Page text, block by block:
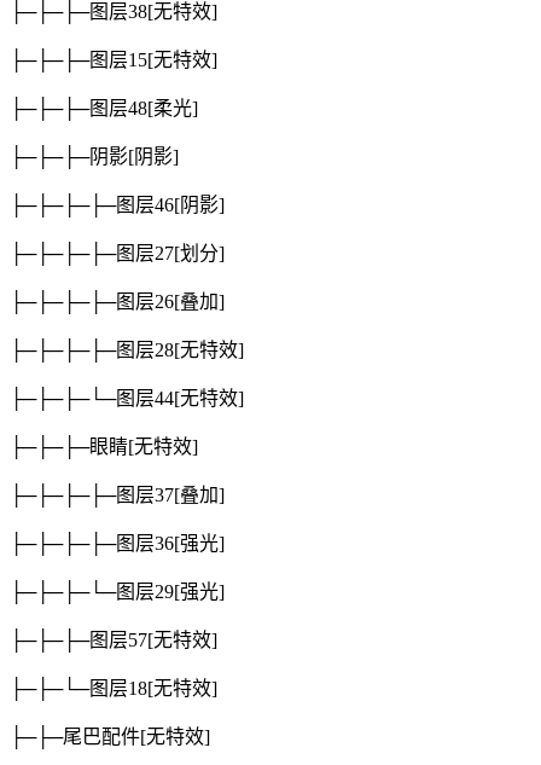
├─├─├─图层38[无特效]
├─├─├─图层15[无特效]
├─├─├─图层48[柔光]
├─├─├─阴影[阴影]
├─├─├─├─图层46[阴影]
├─├─├─├─图层27[划分]
├─├─├─├─图层26[叠加]
├─├─├─├─图层28[无特效]
├─├─├─└─图层44[无特效]
├─├─├─眼睛[无特效]
├─├─├─├─图层37[叠加]
├─├─├─├─图层36[强光]
├─├─├─└─图层29[强光]
├─├─├─图层57[无特效]
├─├─└─图层18[无特效]
├─├─尾巴配件[无特效]